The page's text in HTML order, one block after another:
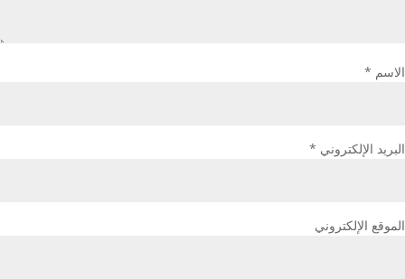
الاسم *
البريد الإلكتروني *
الموقع الإلكتروني